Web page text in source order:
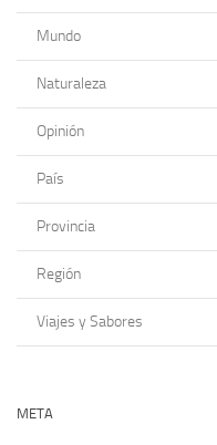
Mundo
Naturaleza
Opinión
País
Provincia
Región
Viajes y Sabores
META